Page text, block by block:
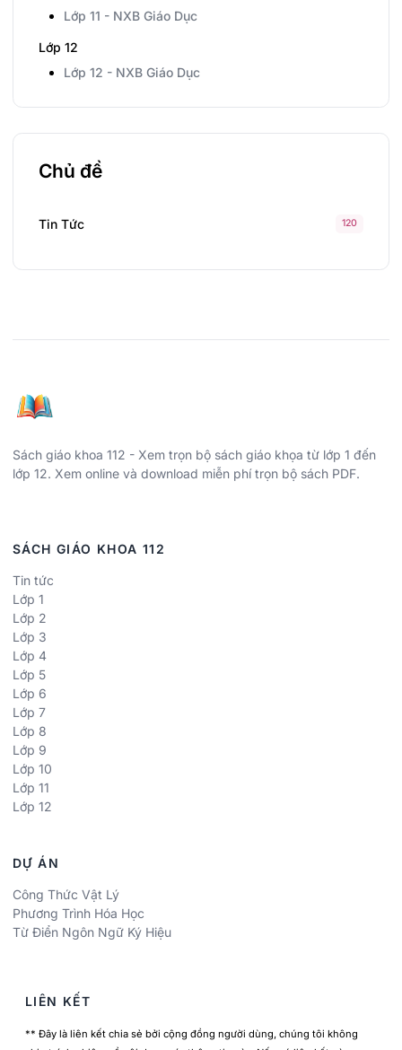
Lớp 11 - NXB Giáo Dục
Lớp 12
Lớp 12 - NXB Giáo Dục
Chủ đề
Tin Tức 120
Sách giáo khoa 112 - Xem trọn bộ sách giáo khọa từ lớp 1 đến
lớp 12. Xem online và download miễn phí trọn bộ sách PDF.
SÁCH GIÁO KHOA 112
Tin tức
Lớp 1
Lớp 2
Lớp 3
Lớp 4
Lớp 5
Lớp 6
Lớp 7
Lớp 8
Lớp 9
Lớp 10
Lớp 11
Lớp 12
DỰ ÁN
Công Thức Vật Lý
Phương Trình Hóa Học
Từ Điển Ngôn Ngữ Ký Hiệu
LIÊN KẾT
** Đây là liên kết chia sẻ bởi cộng đồng người dùng, chúng tôi không